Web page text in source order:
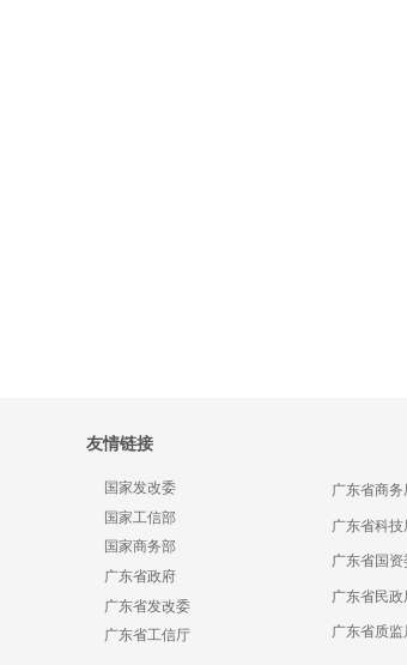
友情链接
国家发改委
国家工信部
国家商务部
广东省政府
广东省发改委
广东省工信厅
广东省商务
广东省科技
广东省国资
广东省民政
广东省质监